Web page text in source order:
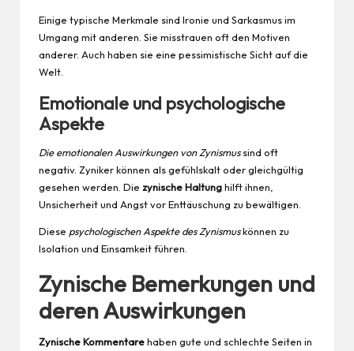
Einige typische Merkmale sind Ironie und Sarkasmus im
Umgang mit anderen. Sie misstrauen oft den Motiven
anderer. Auch haben sie eine pessimistische Sicht auf die
Welt.
Emotionale und psychologische
Aspekte
Die emotionalen Auswirkungen von Zynismussind oft
negativ. Zyniker können als gefühlskalt oder gleichgültig
gesehen werden. Die zynische Haltunghilft ihnen,
Unsicherheit und Angst vor Enttäuschung zu bewältigen.
Diese psychologischen Aspekte des Zynismuskönnen zu
Isolation und Einsamkeit führen.
Zynische Bemerkungen und
deren Auswirkungen
Zynische Kommentarehaben gute und schlechte Seiten in